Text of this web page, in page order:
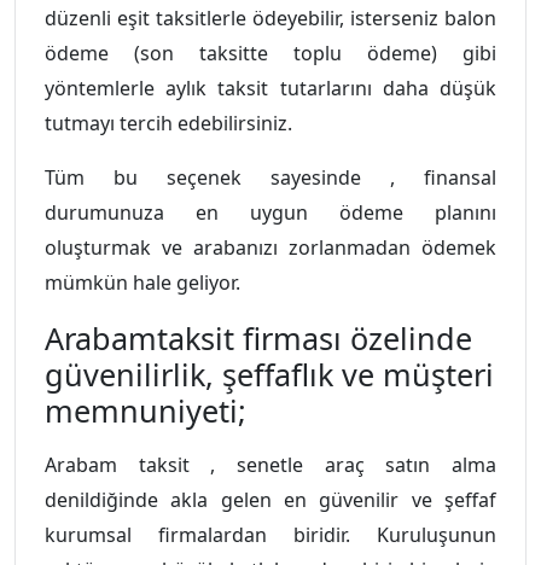
düzenli eşit taksitlerle ödeyebilir, isterseniz balon
ödeme (son taksitte toplu ödeme) gibi
yöntemlerle aylık taksit tutarlarını daha düşük
tutmayı tercih edebilirsiniz.
Tüm bu seçenek sayesinde , finansal
durumunuza en uygun ödeme planını
oluşturmak ve arabanızı zorlanmadan ödemek
mümkün hale geliyor.
Arabamtaksit firması özelinde
güvenilirlik, şeffaflık ve müşteri
memnuniyeti;
Arabam taksit , senetle araç satın alma
denildiğinde akla gelen en güvenilir ve şeffaf
kurumsal firmalardan biridir. Kuruluşunun